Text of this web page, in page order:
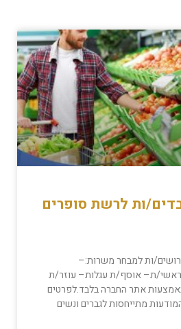
ות לרשת סופרים
ות למבחר משרות:–
ת– אוסף/ת עגלות– עוזר/ת
אתר החברה בלבד.לפרטים